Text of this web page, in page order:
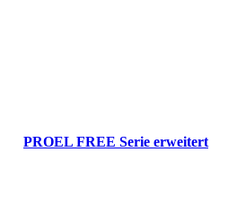
PROEL FREE Serie erweitert